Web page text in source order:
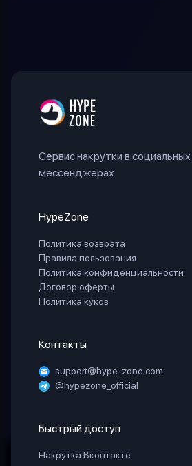
Сервис накрутки в социальных
мессенджерах
HypeZone
Политика возврата
Правила пользования
Политика конфиденциальности
Договор оферты
Политика куков
Контакты
support@hype-zone.com
@hypezone_official
Быстрый доступ
Накрутка Вконтакте